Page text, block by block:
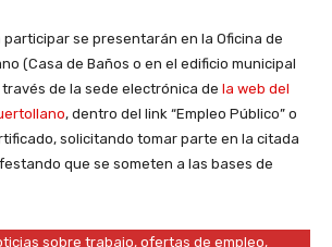
se presentarán en la Oficina de
(Casa de Baños o en el edificio municipal
de la sede electrónica de la web del
, dentro del link “Empleo Público” o
solicitando tomar parte en la citada
que se someten a las bases de
sobre trabajo, ofertas de empleo,